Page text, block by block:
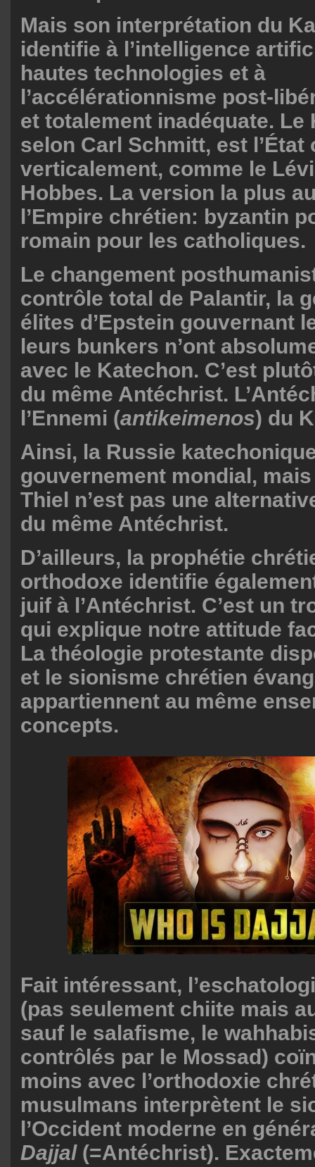
Mais son interprétation du
identifie à l’intelligence
hautes technologies et à
l’accélérationnisme post-
et totalement inadéquate. Le
selon Carl Schmitt, est l’État
verticalement, comme le
Hobbes. La version la plus
l’Empire chrétien: byzantin
romain pour les catholiques.
Le changement
contrôle total de Palantir, la
élites d’Epstein gouvernant
leurs bunkers n’ont
avec le Katechon. C’est
du même Antéchrist.
l’Ennemi (antikeimenos) du
Ainsi, la Russie
gouvernement mondial,
Thiel n’est pas une
du même Antéchrist.
D’ailleurs, la prophétie
orthodoxe identifie
juif à l’Antéchrist. C’est un
qui explique notre attitude
La théologie protestante
et le sionisme chrétien
appartiennent au même
concepts.
Fait intéressant,
(pas seulement chiite mais
sauf le salafisme, le
contrôlés par le Mossad)
moins avec l’orthodoxie
musulmans interprètent le
l’Occident moderne en
Dajjal (=Antéchrist).